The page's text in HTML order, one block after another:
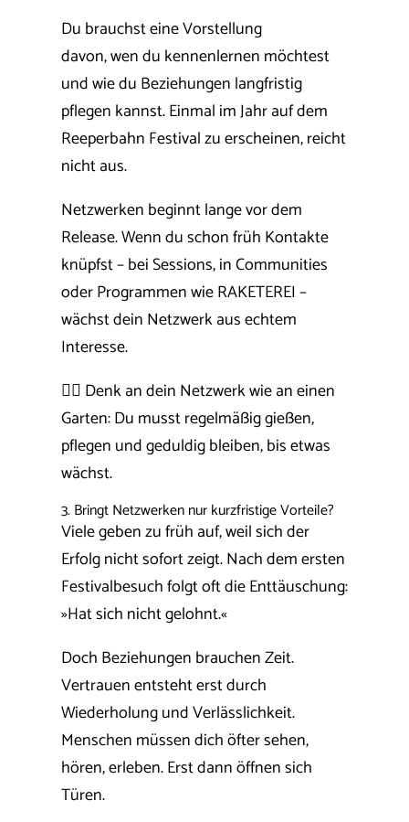
Du brauchst eine Vorstellung
davon, wen du kennenlernen möchtest
und wie du Beziehungen langfristig
pflegen kannst. Einmal im Jahr auf dem
Reeperbahn Festival zu erscheinen, reicht
nicht aus.
Netzwerken beginnt lange vor dem
Release. Wenn du schon früh Kontakte
knüpfst – bei Sessions, in Communities
oder Programmen wie RAKETEREI –
wächst dein Netzwerk aus echtem
Interesse.
👉🏼 Denk an dein Netzwerk wie an einen
Garten: Du musst regelmäßig gießen,
pflegen und geduldig bleiben, bis etwas
wächst.
3. Bringt Netzwerken nur kurzfristige Vorteile?
Viele geben zu früh auf, weil sich der
Erfolg nicht sofort zeigt. Nach dem ersten
Festivalbesuch folgt oft die Enttäuschung:
»Hat sich nicht gelohnt.«
Doch Beziehungen brauchen Zeit.
Vertrauen entsteht erst durch
Wiederholung und Verlässlichkeit.
Menschen müssen dich öfter sehen,
hören, erleben. Erst dann öffnen sich
Türen.